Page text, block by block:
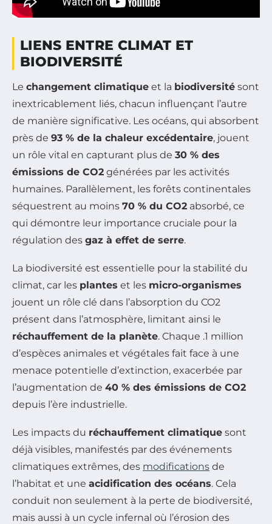
LIENS ENTRE CLIMAT ET
BIODIVERSITÉ
Le changement climatique et la biodiversité sont
inextricablement liés, chacun influençant l’autre
de manière significative. Les océans, qui absorbent
près de 93 % de la chaleur excédentaire, jouent
un rôle vital en capturant plus de 30 % des
émissions de CO2 générées par les activités
humaines. Parallèlement, les forêts continentales
séquestrent au moins 70 % du CO2 absorbé, ce
qui démontre leur importance cruciale pour la
régulation des gaz à effet de serre.
La biodiversité est essentielle pour la stabilité du
climat, car les plantes et les micro-organismes
jouent un rôle clé dans l’absorption du CO2
présent dans l’atmosphère, limitant ainsi le
réchauffement de la planète. Chaque .1 million
d’espèces animales et végétales fait face à une
menace potentielle d’extinction, exacerbée par
l’augmentation de 40 % des émissions de CO2
depuis l’ère industrielle.
Les impacts du réchauffement climatique sont
déjà visibles, manifestés par des événements
climatiques extrêmes, des modifications de
l’habitat et une acidification des océans. Cela
conduit non seulement à la perte de biodiversité,
mais aussi à un cycle infernal où l’érosion des